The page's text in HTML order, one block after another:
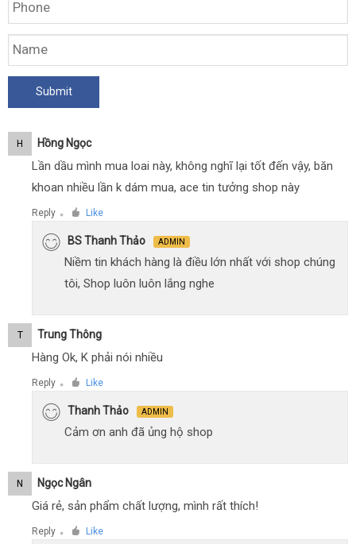
H Hồng Ngọc
Lần dầu mình mua loai này, không nghĩ lại tốt đến vậy, băn
khoan nhiều lần k dám mua, ace tin tưởng shop này
Reply ● Like
BS Thanh Thảo ADMIN
Niềm tin khách hàng là điều lớn nhất với shop chúng
tôi, Shop luôn luôn lắng nghe
T Trung Thông
Hàng Ok, K phải nói nhiều
Reply ● Like
Thanh Thảo ADMIN
Cảm ơn anh đã ủng hộ shop
N Ngọc Ngân
Giá rẻ, sản phẩm chất lượng, mình rất thích!
Reply ● Like